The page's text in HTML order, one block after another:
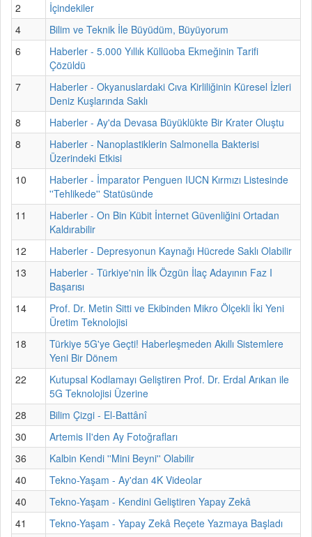
2
İçindekiler
4
Bilim ve Teknik İle Büyüdüm, Büyüyorum
6
Haberler - 5.000 Yıllık Küllüoba Ekmeğinin Tarifi
Çözüldü
7
Haberler - Okyanuslardaki Cıva Kirliliğinin Küresel İzleri
Deniz Kuşlarında Saklı
8
Haberler - Ay'da Devasa Büyüklükte Bir Krater Oluştu
8
Haberler - Nanoplastiklerin Salmonella Bakterisi
Üzerindeki Etkisi
10
Haberler - İmparator Penguen IUCN Kırmızı Listesinde
''Tehlikede'' Statüsünde
11
Haberler - On Bin Kübit İnternet Güvenliğini Ortadan
Kaldırabilir
12
Haberler - Depresyonun Kaynağı Hücrede Saklı Olabilir
13
Haberler - Türkiye'nin İlk Özgün İlaç Adayının Faz I
Başarısı
14
Prof. Dr. Metin Sitti ve Ekibinden Mikro Ölçekli İki Yeni
Üretim Teknolojisi
18
Türkiye 5G'ye Geçti! Haberleşmeden Akıllı Sistemlere
Yeni Bir Dönem
22
Kutupsal Kodlamayı Geliştiren Prof. Dr. Erdal Arıkan ile
5G Teknolojisi Üzerine
28
Bilim Çizgi - El-Battânî
30
Artemis II'den Ay Fotoğrafları
36
Kalbin Kendi ''Mini Beyni'' Olabilir
40
Tekno-Yaşam - Ay'dan 4K Videolar
40
Tekno-Yaşam - Kendini Geliştiren Yapay Zekâ
41
Tekno-Yaşam - Yapay Zekâ Reçete Yazmaya Başladı